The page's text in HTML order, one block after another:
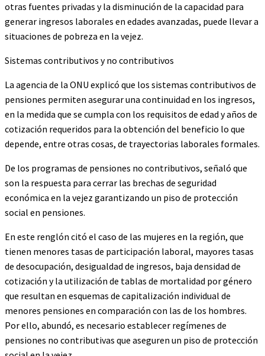
otras fuentes privadas y la disminución de la capacidad para
generar ingresos laborales en edades avanzadas, puede llevar a
situaciones de pobreza en la vejez.
Sistemas contributivos y no contributivos
La agencia de la ONU explicó que los sistemas contributivos de
pensiones permiten asegurar una continuidad en los ingresos,
en la medida que se cumpla con los requisitos de edad y años de
cotización requeridos para la obtención del beneficio lo que
depende, entre otras cosas, de trayectorias laborales formales.
De los programas de pensiones no contributivos, señaló que
son la respuesta para cerrar las brechas de seguridad
económica en la vejez garantizando un piso de protección
social en pensiones.
En este renglón citó el caso de las mujeres en la región, que
tienen menores tasas de participación laboral, mayores tasas
de desocupación, desigualdad de ingresos, baja densidad de
cotización y la utilización de tablas de mortalidad por género
que resultan en esquemas de capitalización individual de
menores pensiones en comparación con las de los hombres.
Por ello, abundó, es necesario establecer regímenes de
pensiones no contributivas que aseguren un piso de protección